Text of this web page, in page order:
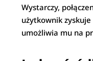
Wystarczy,
użytkownik
umożliwia mu na